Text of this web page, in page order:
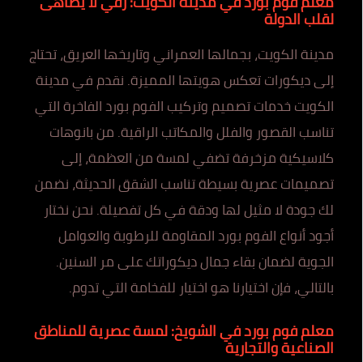
لقلب الدولة
مدينة الكويت، بجمالها العمراني وتاريخها العريق، تحتاج
إلى ديكورات تعكس هويتها المميزة. نقدم في مدينة
الكويت خدمات تصميم وتركيب الفوم بورد الفاخرة التي
تناسب القصور والفلل والمكاتب الراقية. من بانوهات
كلاسيكية مزخرفة تضفي لمسة من العظمة، إلى
تصميمات عصرية بسيطة تناسب الشقق الحديثة، نضمن
لك جودة لا مثيل لها ودقة في كل تفصيلة. نحن نختار
أجود أنواع الفوم بورد المقاومة للرطوبة والعوامل
الجوية لضمان بقاء جمال ديكوراتك على مر السنين.
بالتالي، فإن اختيارنا هو اختيار للفخامة التي تدوم.
معلم فوم بورد في الشويخ: لمسة عصرية للمناطق
الصناعية والتجارية